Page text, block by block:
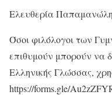
Ελευθερία
Όσοι φιλόλογοι των
επιθυμούν μπορούν να
Ελληνικής Γλώσσας,
https://forms.gle/